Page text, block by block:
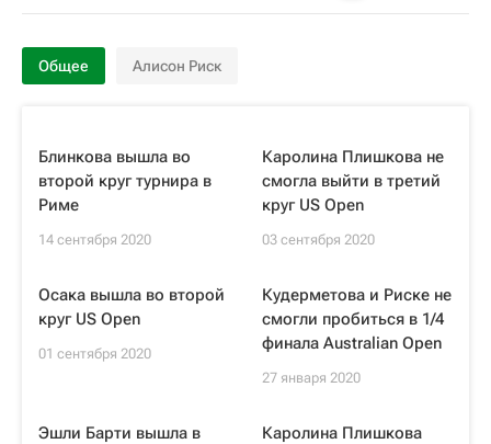
Общее Алисон Риск
Блинкова вышла во
второй круг турнира в
Риме
14 сентября 2020
Каролина Плишкова не
смогла выйти в третий
круг US Open
03 сентября 2020
Осака вышла во второй
круг US Open
01 сентября 2020
Кудерметова и Риске не
смогли пробиться в 1/4
финала Australian Open
27 января 2020
Эшли Барти вышла в
Каролина Плишкова